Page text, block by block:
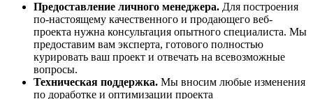
Предоставление личного менеджера. Для построения
по-настоящему качественного и продающего веб-
проекта нужна консультация опытного специалиста. Мы
предоставим вам эксперта, готового полностью
курировать ваш проект и отвечать на всевозможные
вопросы.
Техническая поддержка. Мы вносим любые изменения
по доработке и оптимизации проекта